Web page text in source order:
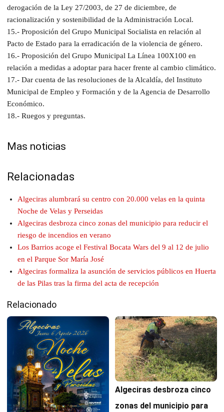
derogación de la Ley 27/2003, de 27 de diciembre, de
racionalización y sostenibilidad de la Administración Local.
15.- Proposición del Grupo Municipal Socialista en relación al
Pacto de Estado para la erradicación de la violencia de género.
16.- Proposición del Grupo Municipal La Línea 100X100 en
relación a medidas a adoptar para hacer frente al cambio climático.
17.- Dar cuenta de las resoluciones de la Alcaldía, del Instituto
Municipal de Empleo y Formación y de la Agencia de Desarrollo
Económico.
18.- Ruegos y preguntas.
Mas noticias
Relacionadas
Algeciras alumbrará su centro con 20.000 velas en la quinta
Noche de Velas y Perseidas
Algeciras desbroza cinco zonas del municipio para reducir el
riesgo de incendios en verano
Los Barrios acoge el Festival Bocata Wars del 9 al 12 de julio
en el Parque Sor María José
Algeciras formaliza la asunción de servicios públicos en Huerta
de las Pilas tras la firma del acta de recepción
Relacionado
Algeciras desbroza cinco
zonas del municipio para